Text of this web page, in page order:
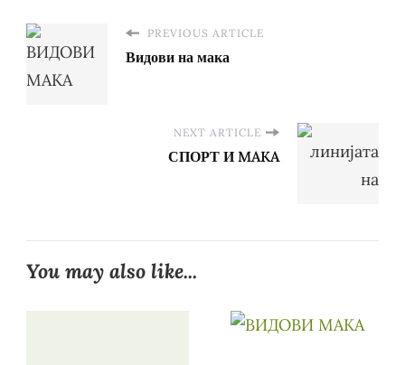
PREVIOUS ARTICLE
Видови на мака
NEXT ARTICLE
СПОРТ И MAKA
You may also like...